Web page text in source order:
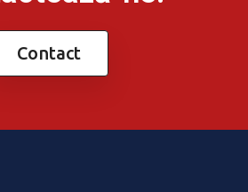
Contact